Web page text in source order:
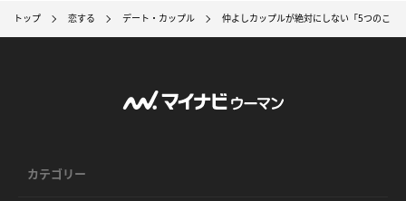
トップ 恋する デート・カップル 仲よしカップルが絶対にしない「5つのこと
カテゴリー